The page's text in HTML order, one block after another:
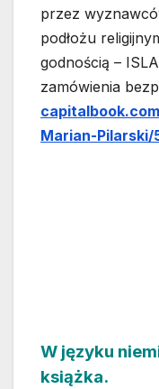
przez
podłożu
godnością –
zamówienia
Marian-Pilarski/
W języku
książka.